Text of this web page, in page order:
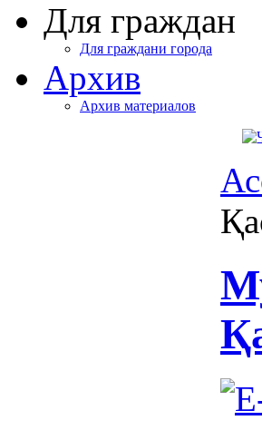
Для граждан
Для граждани города
Архив
Архив материалов